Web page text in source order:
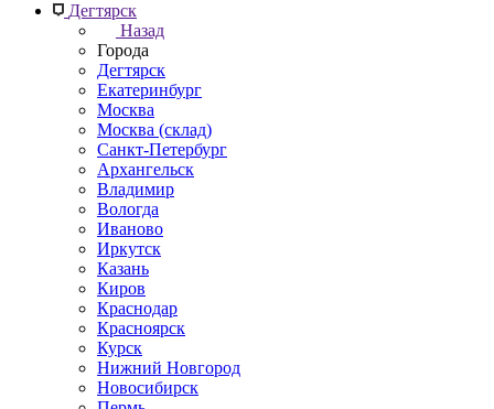
Дегтярск
Назад
Города
Дегтярск
Екатеринбург
Москва
Москва (склад)
Санкт-Петербург
Архангельск
Владимир
Вологда
Иваново
Иркутск
Казань
Киров
Краснодар
Красноярск
Курск
Нижний Новгород
Новосибирск